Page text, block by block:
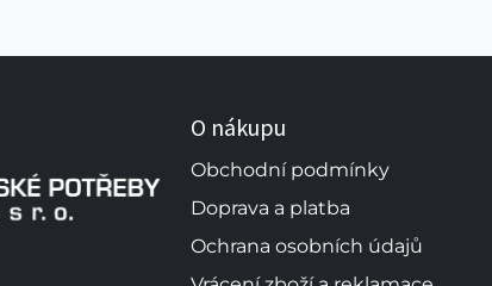
O nákupu
Obchodní podmínky
Doprava a platba
Ochrana osobních údajů